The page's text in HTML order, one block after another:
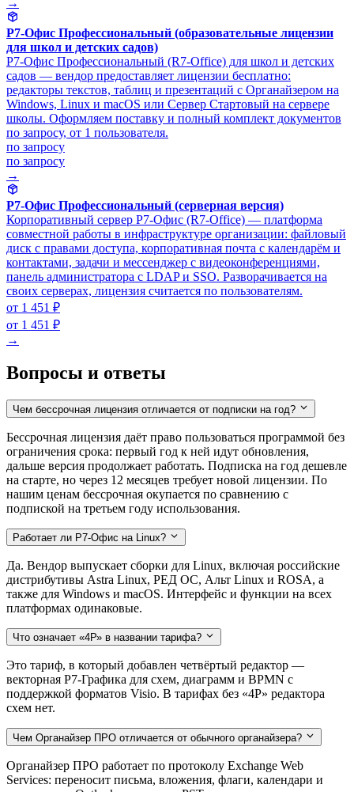
Р7-Офис Профессиональный (образовательные лицензии
для школ и детских садов)
Р7-Офис Профессиональный (R7-Office) для школ и детских
садов — вендор предоставляет лицензии бесплатно:
редакторы текстов, таблиц и презентаций с Органайзером на
Windows, Linux и macOS или Сервер Стартовый на сервере
школы. Оформляем поставку и полный комплект документов
по запросу, от 1 пользователя.
по запросу
по запросу
→
Р7-Офис Профессиональный (серверная версия)
Корпоративный сервер Р7-Офис (R7-Office) — платформа
совместной работы в инфраструктуре организации: файловый
диск с правами доступа, корпоративная почта с календарём и
контактами, задачи и мессенджер с видеоконференциями,
панель администратора с LDAP и SSO. Разворачивается на
своих серверах, лицензия считается по пользователям.
от 1 451 ₽
от 1 451 ₽
→
Вопросы и ответы
Чем бессрочная лицензия отличается от подписки на год?
Бессрочная лицензия даёт право пользоваться программой без
ограничения срока: первый год к ней идут обновления,
дальше версия продолжает работать. Подписка на год дешевле
на старте, но через 12 месяцев требует новой лицензии. По
нашим ценам бессрочная окупается по сравнению с
подпиской на третьем году использования.
Работает ли Р7-Офис на Linux?
Да. Вендор выпускает сборки для Linux, включая российские
дистрибутивы Astra Linux, РЕД ОС, Альт Linux и ROSA, а
также для Windows и macOS. Интерфейс и функции на всех
платформах одинаковые.
Что означает «4Р» в названии тарифа?
Это тариф, в который добавлен четвёртый редактор —
векторная Р7-Графика для схем, диаграмм и BPMN с
поддержкой форматов Visio. В тарифах без «4Р» редактора
схем нет.
Чем Органайзер ПРО отличается от обычного органайзера?
Органайзер ПРО работает по протоколу Exchange Web
Services: переносит письма, вложения, флаги, календари и